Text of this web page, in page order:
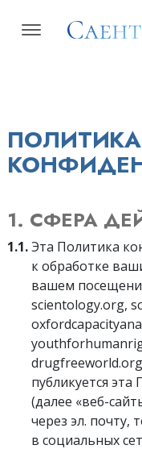
ПОЛИТИКА
1. СФЕРА
1.1.Эта Политика
к обработке
вашем
scientology.org,
публикуется
(далее «веб-
через эл. почту,
в социальных